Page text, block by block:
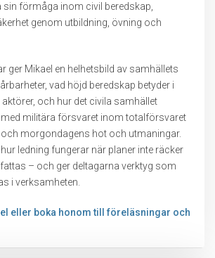
sin förmåga inom civil beredskap,
genom utbildning, övning och
ger Mikael en helhetsbild av samhällets
vad höjd beredskap betyder i
och hur det civila samhället
militära försvaret inom totalförsvaret
morgondagens hot och utmaningar.
ledning fungerar när planer inte räcker
– och ger deltagarna verktyg som
i verksamheten.
eller boka honom till föreläsningar och